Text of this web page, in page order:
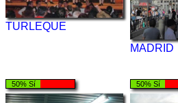
TURLEQUE
MADRID
50% Sí 50% Sí